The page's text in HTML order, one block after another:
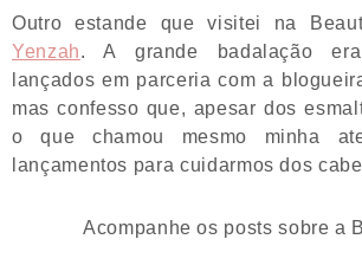
Outro estande que visitei na
Yenzah. A grande badalação
lançados em parceria com a
mas confesso que, apesar dos
o que chamou mesmo minha
lançamentos para cuidarmos dos
Acompanhe os posts sobre a